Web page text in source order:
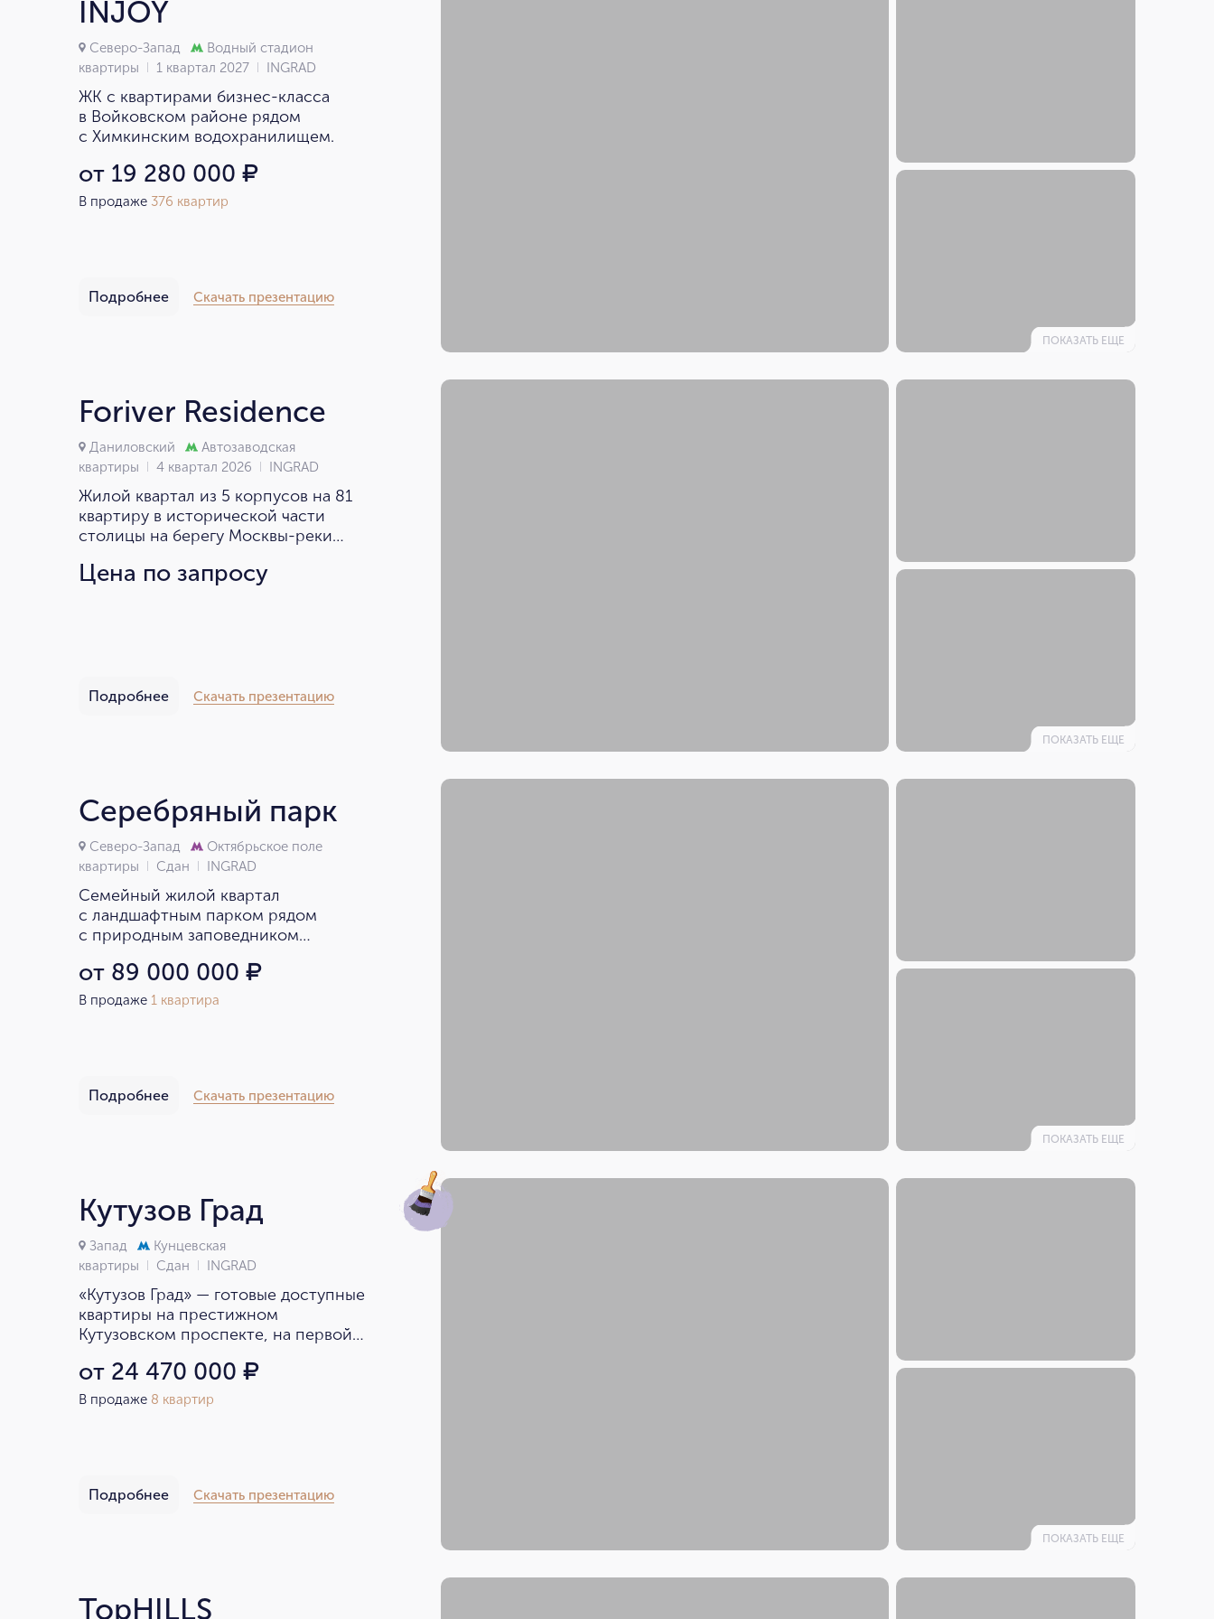
INJOY
Северо-Запад
Водный стадион
квартиры
1 квартал 2027 INGRAD
ЖК с квартирами бизнес-класса
в Войковском районе рядом
с Химкинским водохранилищем.
от 19 280 000 ₽
В продаже 376 квартир
Подробнее Скачать презентацию
ПОКАЗАТЬ ЕЩЕ
Foriver Residence
Даниловский
Автозаводская
квартиры
4 квартал 2026 INGRAD
Жилой квартал из 5 корпусов на 81
квартиру в исторической части
столицы на берегу Москвы-реки
Цена по запросу
Подробнее Скачать презентацию
ПОКАЗАТЬ ЕЩЕ
Серебряный парк
Северо-Запад
Октябрьское поле
квартиры
Сдан INGRAD
Семейный жилой квартал
с ландшафтным парком рядом
с природным заповедником
от 89 000 000 ₽
В продаже 1 квартира
Подробнее Скачать презентацию
ПОКАЗАТЬ ЕЩЕ
Кутузов Град
Запад
Кунцевская
квартиры
Сдан INGRAD
«Кутузов Град» — готовые доступные
квартиры на престижном
Кутузовском проспекте, на первой
заказника в Москве «Долина реки
Сетунь» площадью 696 гектаров.
от 24 470 000 ₽
В продаже 8 квартир
Подробнее Скачать презентацию
ПОКАЗАТЬ ЕЩЕ
TopHILLS